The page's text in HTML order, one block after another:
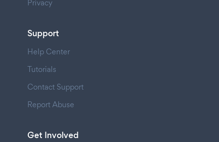
Privacy
Support
Help Center
Tutorials
Contact Support
Report Abuse
Get Involved